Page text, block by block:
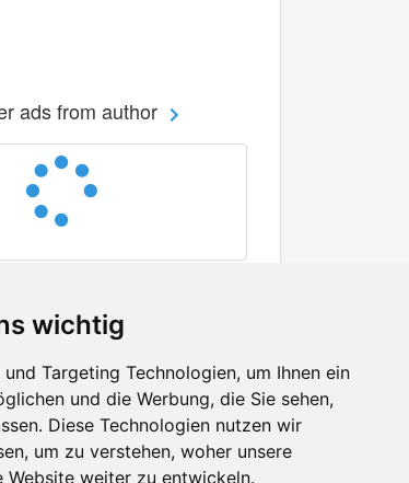
wichtig
Targeting Technologien, um Ihnen ein
und die Werbung, die Sie sehen,
Diese Technologien nutzen wir
um zu verstehen, woher unsere
Website weiter zu entwickeln.
ads from author
Facebook
Twitter
YouTube